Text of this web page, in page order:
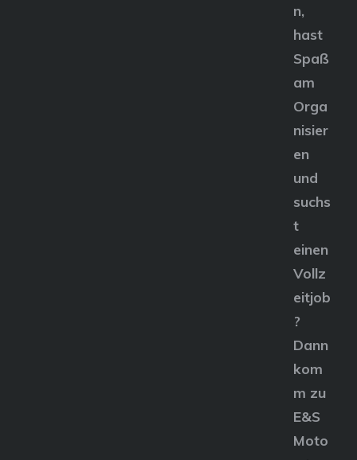
n,
hast
Spaß
am
Orga
nisier
en
und
suchs
t
einen
Vollz
eitjob
?
Dann
kom
m zu
E&S
Moto